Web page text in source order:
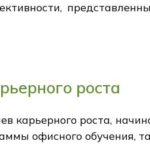
роста
карьерного роста,
офисного обучения,